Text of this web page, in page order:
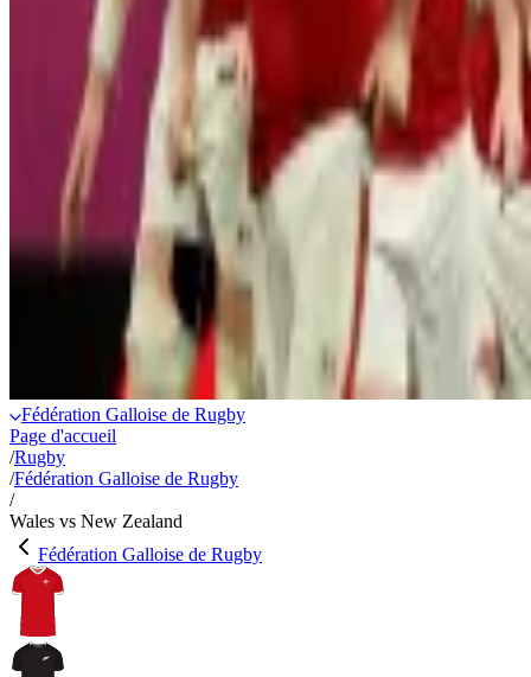
Fédération Galloise de Rugby
Page d'accueil
/Rugby
/Fédération Galloise de Rugby
/
Wales vs New Zealand
Fédération Galloise de Rugby